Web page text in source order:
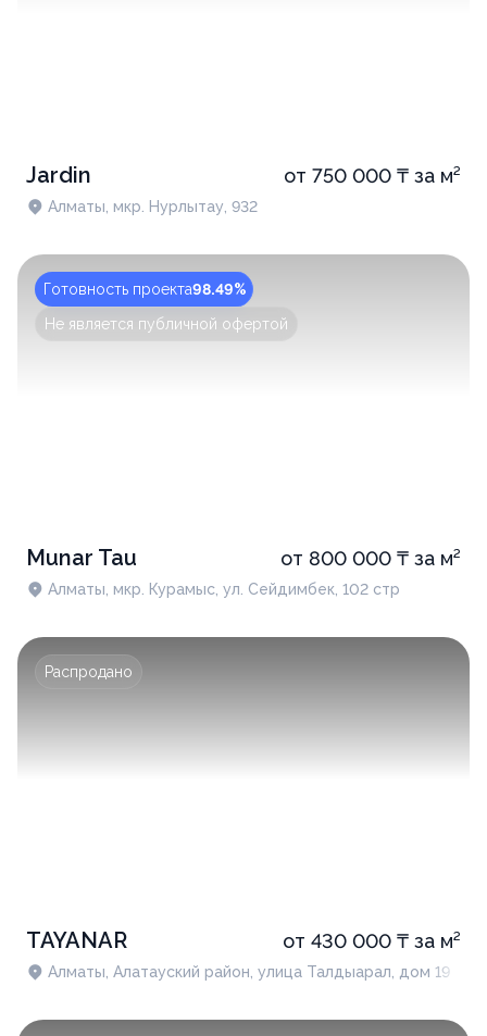
Jardin от 750 000 ₸ за м²
Алматы, мкр. Нурлытау, 932
Готовность проекта98.49%
Не является публичной офертой
Munar Tau от 800 000 ₸ за м²
Алматы, мкр. Курамыс, ул. Сейдимбек, 102 стр
Распродано
TAYANAR от 430 000 ₸ за м²
Алматы, Алатауский район, улица Талдыарал, дом 19